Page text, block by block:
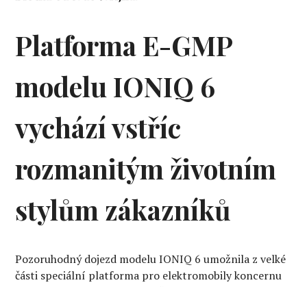
Platforma E-GMP
modelu IONIQ 6
vychází vstříc
rozmanitým životním
stylům zákazníků
Pozoruhodný dojezd modelu IONIQ 6 umožnila z velké
části speciální platforma pro elektromobily koncernu